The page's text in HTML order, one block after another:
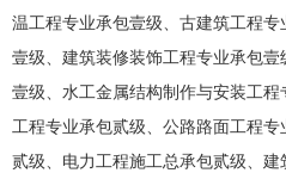
温工程专业承包壹级、古建筑工程
壹级、建筑装修装饰工程专业承包
壹级、水工金属结构制作与安装工
工程专业承包贰级、公路路面工程
贰级、电力工程施工总承包贰级、